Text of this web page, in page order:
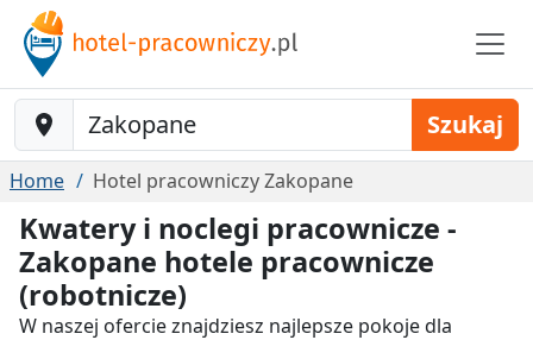
Baustelle-Location Szukaj
Home Hotel pracowniczy Zakopane
Kwatery i noclegi pracownicze -
Zakopane hotele pracownicze
(robotnicze)
W naszej ofercie znajdziesz najlepsze pokoje dla